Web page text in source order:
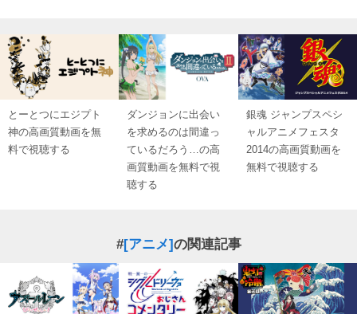
とーとつにエジプト
神の高画質動画を無
料で視聴する
ダンジョンに出会い
を求めるのは間違っ
ているだろう…の高
画質動画を無料で視
聴する
銀魂 ジャンプスペシ
ャルアニメフェスタ
2014の高画質動画を
無料で視聴する
#[アニメ]の関連記事